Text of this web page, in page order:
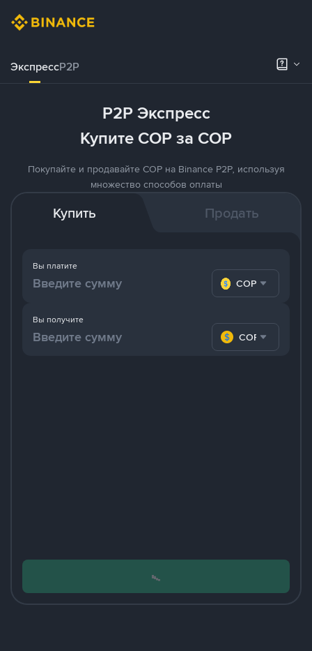
ЭкспрессP2P
P2P Экспресс
Купите COP за COP
Покупайте и продавайте COP на Binance P2P, используя
множество способов оплаты
Купить Продать
Вы платите
COP
Вы получите
COP